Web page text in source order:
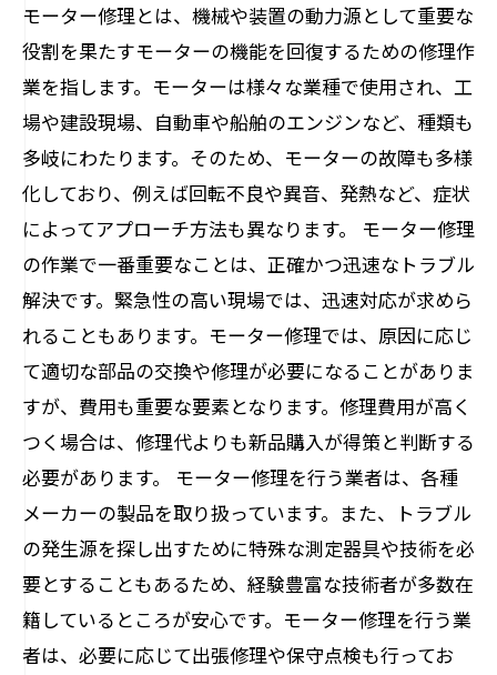
モーター修理とは、機械や装置の動力源として重要な
役割を果たすモーターの機能を回復するための修理作
業を指します。モーターは様々な業種で使用され、工
場や建設現場、自動車や船舶のエンジンなど、種類も
多岐にわたります。そのため、モーターの故障も多様
化しており、例えば回転不良や異音、発熱など、症状
によってアプローチ方法も異なります。 モーター修理
の作業で一番重要なことは、正確かつ迅速なトラブル
解決です。緊急性の高い現場では、迅速対応が求めら
れることもあります。モーター修理では、原因に応じ
て適切な部品の交換や修理が必要になることがありま
すが、費用も重要な要素となります。修理費用が高く
つく場合は、修理代よりも新品購入が得策と判断する
必要があります。 モーター修理を行う業者は、各種
メーカーの製品を取り扱っています。また、トラブル
の発生源を探し出すために特殊な測定器具や技術を必
要とすることもあるため、経験豊富な技術者が多数在
籍しているところが安心です。モーター修理を行う業
者は、必要に応じて出張修理や保守点検も行ってお